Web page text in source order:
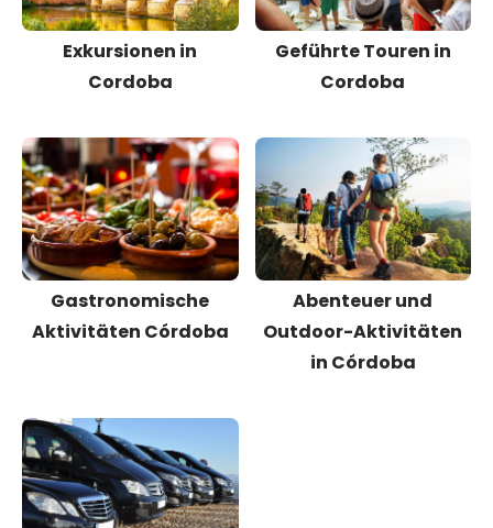
Exkursionen in
Cordoba
Geführte Touren in
Cordoba
Gastronomische
Aktivitäten Córdoba
Abenteuer und
Outdoor-Aktivitäten
in Córdoba